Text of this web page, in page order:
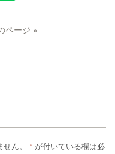
ページ »
ん。 * が付いている欄は必